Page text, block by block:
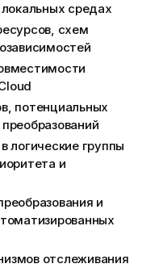
средах
схем
потенциальных
логические группы
и
и
отслеживания